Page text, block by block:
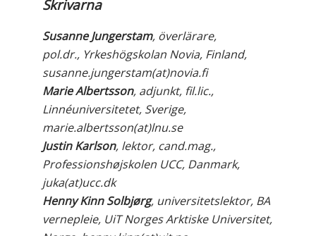
Skrivarna
Susanne Jungerstam, överlärare,
pol.dr., Yrkeshögskolan Novia, Finland,
susanne.jungerstam(at)novia.fi
Marie Albertsson, adjunkt, fil.lic.,
Linnéuniversitetet, Sverige,
marie.albertsson(at)lnu.se
Justin Karlson, lektor, cand.mag.,
Professionshøjskolen UCC, Danmark,
juka(at)ucc.dk
Henny Kinn Solbjørg, universitetslektor, BA
vernepleie, UiT Norges Arktiske Universitet,